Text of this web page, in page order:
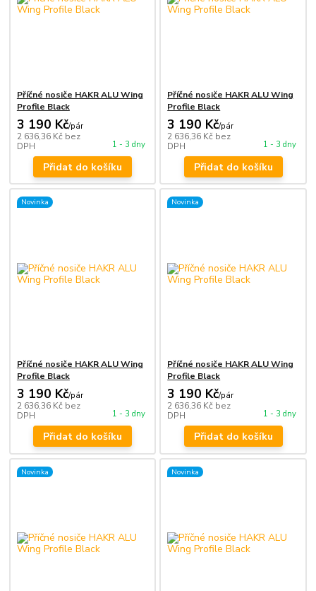
Příčné nosiče HAKR ALU Wing
Profile Black
3 190 Kč/pár
2 636,36 Kč bez
DPH
1 - 3 dny
Přidat do košíku
Příčné nosiče HAKR ALU Wing
Profile Black
3 190 Kč/pár
2 636,36 Kč bez
DPH
1 - 3 dny
Přidat do košíku
Novinka
Příčné nosiče HAKR ALU Wing
Profile Black
3 190 Kč/pár
2 636,36 Kč bez
DPH
1 - 3 dny
Přidat do košíku
Novinka
Příčné nosiče HAKR ALU Wing
Profile Black
3 190 Kč/pár
2 636,36 Kč bez
DPH
1 - 3 dny
Přidat do košíku
Novinka Novinka